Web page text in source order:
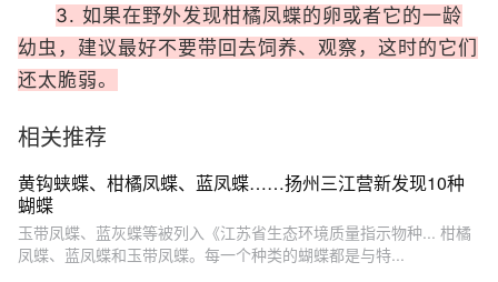
3. 如果在野外发现柑橘凤蝶的卵或者它的一龄
幼虫，建议最好不要带回去饲养、观察，这时的它们
还太脆弱。
相关推荐
黄钩蛱蝶、柑橘凤蝶、蓝凤蝶……扬州三江营新发现10种
蝴蝶
玉带凤蝶、蓝灰蝶等被列入《江苏省生态环境质量指示物种... 柑橘
凤蝶、蓝凤蝶和玉带凤蝶。每一个种类的蝴蝶都是与特...